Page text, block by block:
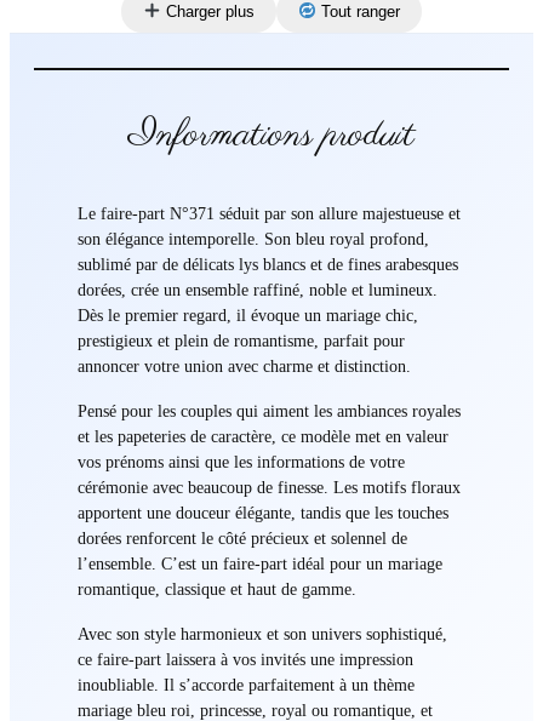
Charger plus Tout ranger
Informations produit
Le faire-part N°371 séduit par son allure majestueuse et
son élégance intemporelle. Son bleu royal profond,
sublimé par de délicats lys blancs et de fines arabesques
dorées, crée un ensemble raffiné, noble et lumineux.
Dès le premier regard, il évoque un mariage chic,
prestigieux et plein de romantisme, parfait pour
annoncer votre union avec charme et distinction.
Pensé pour les couples qui aiment les ambiances royales
et les papeteries de caractère, ce modèle met en valeur
vos prénoms ainsi que les informations de votre
cérémonie avec beaucoup de finesse. Les motifs floraux
apportent une douceur élégante, tandis que les touches
dorées renforcent le côté précieux et solennel de
l’ensemble. C’est un faire-part idéal pour un mariage
romantique, classique et haut de gamme.
Avec son style harmonieux et son univers sophistiqué,
ce faire-part laissera à vos invités une impression
inoubliable. Il s’accorde parfaitement à un thème
mariage bleu roi, princesse, royal ou romantique, et